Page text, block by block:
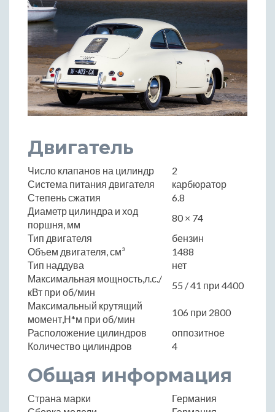
Двигатель
Число клапанов на цилиндр
2
Система питания двигателя
карбюратор
Степень сжатия
6.8
Диаметр цилиндра и ход
поршня, мм
80 × 74
Тип двигателя
бензин
Объем двигателя, см³
1488
Тип наддува
нет
Максимальная мощность,л.с./
кВт при об/мин
55 / 41 при 4400
Максимальный крутящий
момент,Н*м при об/мин
106 при 2800
Расположение цилиндров
оппозитное
Количество цилиндров
4
Общая информация
Страна марки
Германия